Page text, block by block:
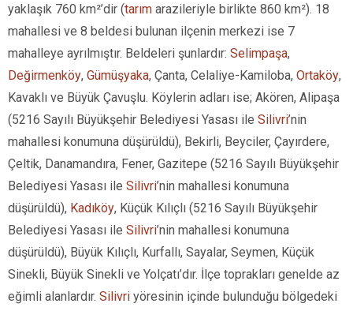
yaklaşık 760 km²’dir (tarım arazileriyle birlikte 860 km²). 18
mahallesi ve 8 beldesi bulunan ilçenin merkezi ise 7
mahalleye ayrılmıştır. Beldeleri şunlardır: Selimpaşa,
Değirmenköy, Gümüşyaka, Çanta, Celaliye-Kamiloba, Ortaköy,
Kavaklı ve Büyük Çavuşlu. Köylerin adları ise; Akören, Alipaşa
(5216 Sayılı Büyükşehir Belediyesi Yasası ile Silivri’nin
mahallesi konumuna düşürüldü), Bekirli, Beyciler, Çayırdere,
Çeltik, Danamandıra, Fener, Gazitepe (5216 Sayılı Büyükşehir
Belediyesi Yasası ile Silivri’nin mahallesi konumuna
düşürüldü), Kadıköy, Küçük Kılıçlı (5216 Sayılı Büyükşehir
Belediyesi Yasası ile Silivri’nin mahallesi konumuna
düşürüldü), Büyük Kılıçlı, Kurfallı, Sayalar, Seymen, Küçük
Sinekli, Büyük Sinekli ve Yolçatı’dır. İlçe toprakları genelde az
eğimli alanlardır. Silivri yöresinin içinde bulunduğu bölgedeki